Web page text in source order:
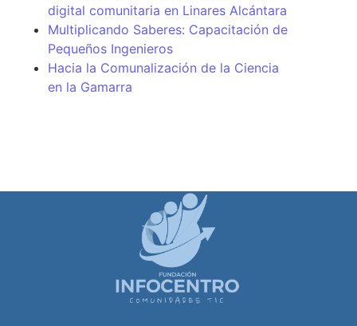
digital comunitaria en Linares Alcántara
Multiplicando Saberes: Capacitación de
Pequeños Ingenieros
Hacia la Comunalización de la Ciencia
en la Gamarra